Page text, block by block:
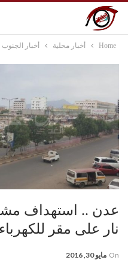
Home أخبار محلية أخبار الجنوب
عدن .. استهداف
نار على مقر للكهرباء
On مايو 30, 2016